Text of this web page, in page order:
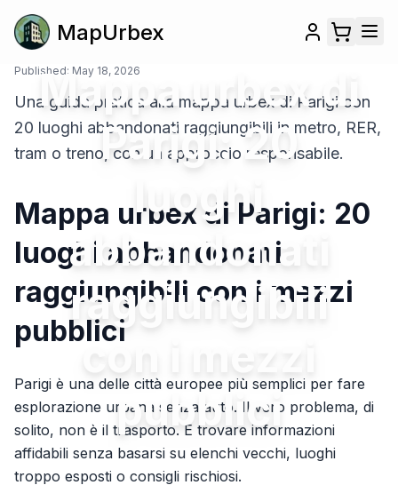
MapUrbex
Mappa urbex di
Parigi: 20
luoghi
abbandonati
raggiungibili
con i mezzi
pubblici
Published: May 18, 2026
Una guida pratica alla mappa urbex di Parigi con
20 luoghi abbandonati raggiungibili in metro, RER,
tram o treno, con un approccio responsabile.
Mappa urbex di Parigi: 20
luoghi abbandonati
raggiungibili con i mezzi
pubblici
Parigi è una delle città europee più semplici per fare
esplorazione urbana senza auto. Il vero problema, di
solito, non è il trasporto. È trovare informazioni
affidabili senza basarsi su elenchi vecchi, luoghi
troppo esposti o consigli rischiosi.